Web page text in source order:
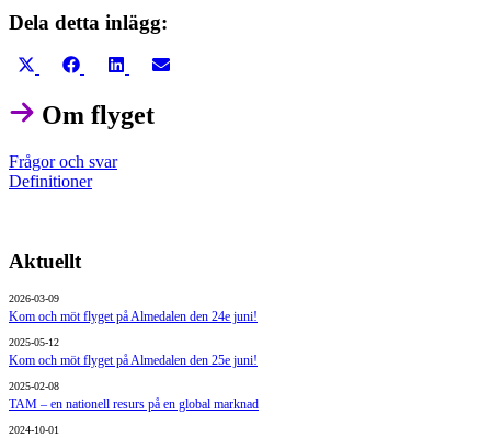
Dela detta inlägg:
Dela
X
(Twitter)
Dela
Facebook
Dela Dela
Om flyget
Frågor och svar
Definitioner
Aktuellt
2026-03-09
Kom och möt flyget på Almedalen den 24e juni!
2025-05-12
Kom och möt flyget på Almedalen den 25e juni!
2025-02-08
TAM – en nationell resurs på en global marknad
2024-10-01